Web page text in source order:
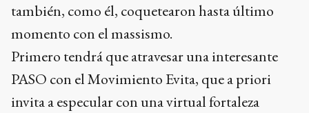
también, como él, coquetearon hasta último
momento con el massismo.
Primero tendrá que atravesar una interesante
PASO con el Movimiento Evita, que a priori
invita a especular con una virtual fortaleza